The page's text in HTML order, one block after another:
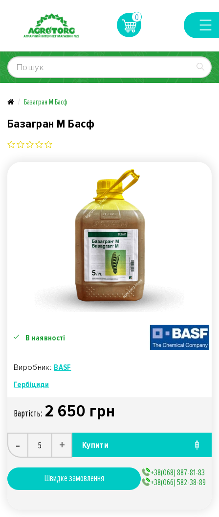
0
Базагран М Басф
Базагран М Басф
В наявності
Виробник: BASF
Гербіциди
Вартiсть: 2 650 грн
- + Купити
Швидке замовлення
+38(068) 887-81-83
+38(066) 582-38-89